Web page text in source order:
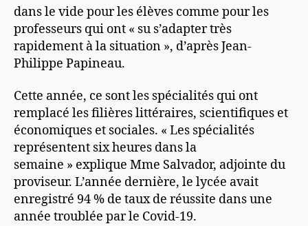
dans le vide pour les élèves comme pour les
professeurs qui ont « su s’adapter très
rapidement à la situation », d’après Jean-
Philippe Papineau.
Cette année, ce sont les spécialités qui ont
remplacé les filières littéraires, scientifiques et
économiques et sociales. « Les spécialités
représentent six heures dans la
semaine » explique Mme Salvador, adjointe du
proviseur. L’année dernière, le lycée avait
enregistré 94 % de taux de réussite dans une
année troublée par le Covid-19.